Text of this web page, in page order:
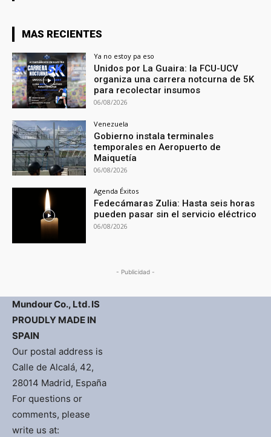
MAS RECIENTES
Ya no estoy pa eso
Unidos por La Guaira: la FCU-UCV
organiza una carrera notcurna de 5K
para recolectar insumos
06/08/2026
Venezuela
Gobierno instala terminales
temporales en Aeropuerto de
Maiquetía
06/08/2026
Agenda Éxitos
Fedecámaras Zulia: Hasta seis horas
pueden pasar sin el servicio eléctrico
06/08/2026
- Publicidad -
Mundour Co., Ltd. IS
PROUDLY MADE IN
SPAIN
Our postal address is
Calle de Alcalá, 42,
28014 Madrid, España
For questions or
comments, please
write us at: